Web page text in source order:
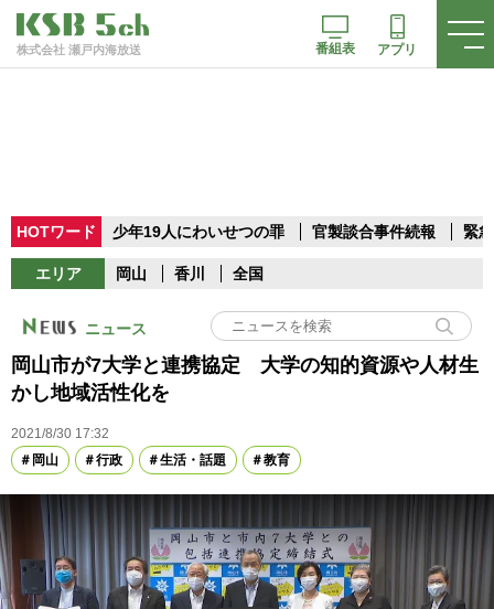
株式会社 瀬戸内海放送 番組表 アプリ
HOTワード 少年19人にわいせつの罪 官製談合事件続報 緊
エリア 岡山 香川 全国
ニュース
岡山市が7大学と連携協定 大学の知的資源や人材生
かし地域活性化を
2021/8/30 17:32
岡山
行政 生活・話題 教育